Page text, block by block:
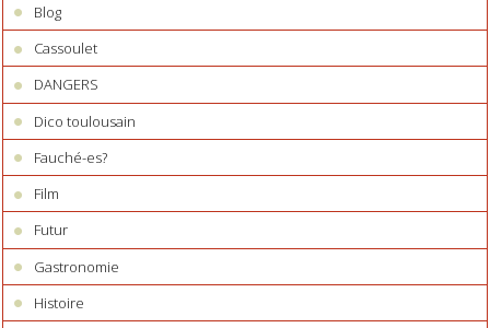
Blog
Cassoulet
DANGERS
Dico toulousain
Fauché-es?
Film
Futur
Gastronomie
Histoire